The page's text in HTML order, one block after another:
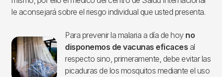
le aconsejará sobre el riesgo individual que usted presenta.
Imagen
Para prevenir la malaria a día de hoy no
disponemos de vacunas eficaces al
respecto sino, primeramente, debe evitar las
picaduras de los mosquitos mediante el uso